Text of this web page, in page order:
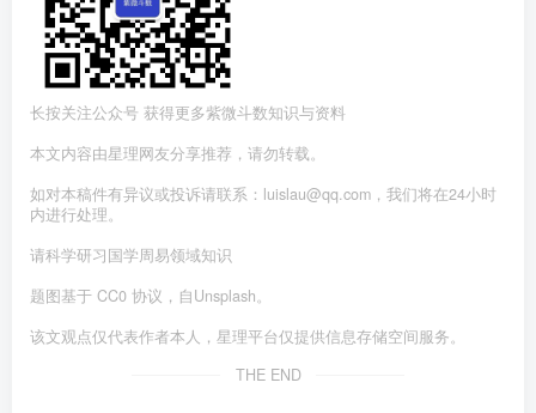
长按关注公众号 获得更多紫微斗数知识与资料
本文内容由星理网友分享推荐，请勿转载。
如对本稿件有异议或投诉请联系：luislau@qq.com，我们将在24小时
内进行处理。
请科学研习国学周易领域知识
题图基于 CC0 协议，自Unsplash。
该文观点仅代表作者本人，星理平台仅提供信息存储空间服务。
THE END